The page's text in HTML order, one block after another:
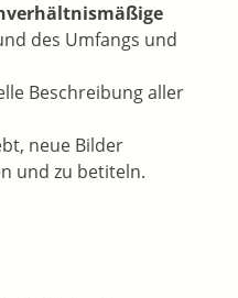
des Umfangs und
Beschreibung aller
neue Bilder
und zu betiteln.